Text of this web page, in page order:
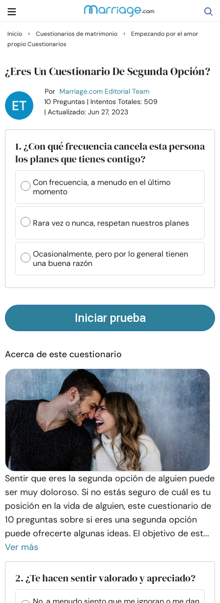
Buscar
Relaciones
Familia
Ayuda
Cursos
Recursos
Comunidad
Idioma
Sobre nosotros Contáctanos Escríbenos
© Copyright 2026. Todos los derechos reservados.
Inicio › Cuestionarios de matrimonio ›
Empezando por el amor
propio Cuestionarios
¿Eres Un Cuestionario De Segunda Opción?
Por Marriage.com Editorial Team
10 Preguntas | Intentos Totales: 509
| Actualizado: Jun 27, 2023
1. ¿Con qué frecuencia cancela esta persona
los planes que tienes contigo?
Con frecuencia, a menudo en el último
momento
Rara vez o nunca, respetan nuestros planes
Ocasionalmente, pero por lo general tienen
una buena razón
Iniciar prueba
Acerca de este cuestionario
Sentir que eres la segunda opción de alguien puede
ser muy doloroso. Si no estás seguro de cuál es tu
posición en la vida de alguien, este cuestionario de
10 preguntas sobre si eres una segunda opción
puede ofrecerte algunas ideas. El objetivo de est...
Ver más
2. ¿Te hacen sentir valorado y apreciado?